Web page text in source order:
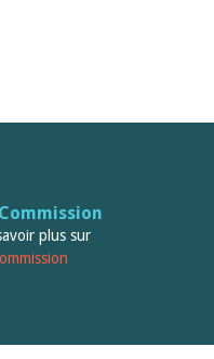
plus sur